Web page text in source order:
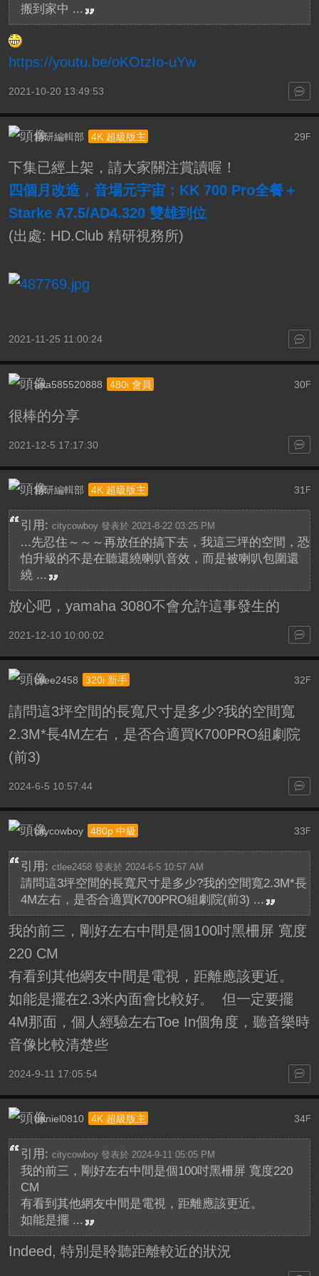
搬到家中 ...
https://youtu.be/oKOtzIo-uYw
2021-10-20 13:49:53
29F
精研編輯部 4K 超級版主
下集已經上架，請大家關注賞讀喔！
四個月改造，音場元宇宙：KK 700 Pro全餐＋
Starke A7.5/AD4.320 雙雄到位
(出處: HD.Club 精研視務所)
2021-11-25 11:00:24
30F
aaa585520888 480i 會員
很棒的分享
2021-12-5 17:17:30
31 F
精研編輯部 4K 超級版主
引用: citycowboy 發表於 2021-8-22 03:25 PM
...先忍住～～～再放任的搞下去，我這三坪的空間，恐
怕升級的不是在聽還繞喇叭音效，而是被喇叭包圍還
繞 ...
放心吧，yamaha 3080不會允許這事發生的
2021-12-10 10:00:02
32 F
ctlee2458 320i 新手
請問這3坪空間的長寬尺寸是多少?我的空間寬
2.3M*長4M左右，是否合適買K700PRO組劇院
(前3)
2024-6-5 10:57:44
33 F
citycowboy 480p 中級
引用: ctlee2458 發表於 2024-6-5 10:57 AM
請問這3坪空間的長寬尺寸是多少?我的空間寬2.3M*長
4M左右，是否合適買K700PRO組劇院(前3) ...
我的前三，剛好左右中間是個100吋黑柵屏 寬度
220 CM
有看到其他網友中間是電視，距離應該更近。
如能是擺在2.3米內面會比較好。 但一定要擺
4M那面，個人經驗左右Toe In個角度，聽音樂時
音像比較清楚些
2024-9-11 17:05:54
34F
daniel0810 4K 超級版主
引用: citycowboy 發表於 2024-9-11 05:05 PM
我的前三，剛好左右中間是個100吋黑柵屏 寬度220
CM
有看到其他網友中間是電視，距離應該更近。
如能是擺 ...
Indeed, 特別是聆聽距離較近的狀況